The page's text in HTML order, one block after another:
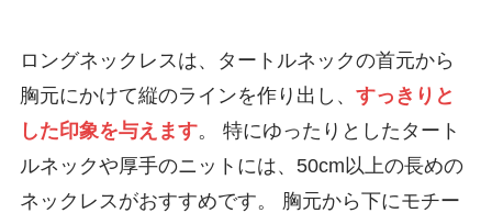
ロングネックレスは、タートルネックの首元から
胸元にかけて縦のラインを作り出し、 すっきりと
した印象を与えます。 特にゆったりとしたタート
ルネックや厚手のニットには、50cm以上の長めの
ネックレスがおすすめです。 胸元から下にモチー